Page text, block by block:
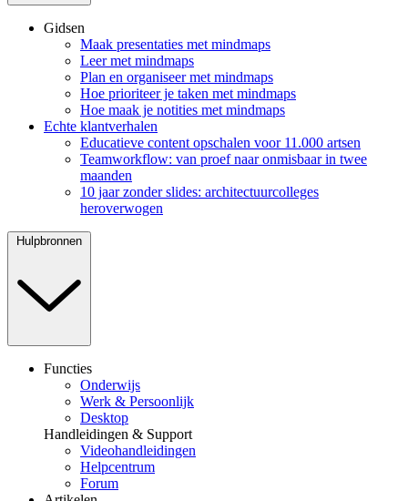
Gidsen
Maak presentaties met mindmaps
Leer met mindmaps
Plan en organiseer met mindmaps
Hoe prioriteer je taken met mindmaps
Hoe maak je notities met mindmaps
Echte klantverhalen
Educatieve content opschalen voor 11.000 artsen
Teamworkflow: van proef naar onmisbaar in twee
maanden
10 jaar zonder slides: architectuurcolleges
heroverwogen
Hulpbronnen
Functies
Onderwijs
Werk & Persoonlijk
Desktop
Handleidingen & Support
Videohandleidingen
Helpcentrum
Forum